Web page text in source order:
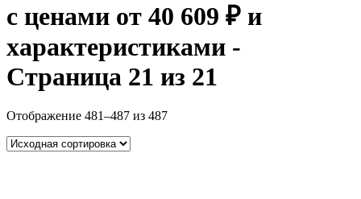
с ценами от 40 609 ₽ и
характеристиками -
Страница 21 из 21
Отображение 481–487 из 487